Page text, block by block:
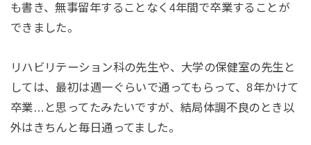
も書き、無事留年することなく4年間で卒業することが
できました。
リハビリテーション科の先生や、大学の保健室の先生と
しては、最初は週一ぐらいで通ってもらって、8年かけて
卒業…と思ってたみたいですが、結局体調不良のとき以
外はきちんと毎日通ってました。